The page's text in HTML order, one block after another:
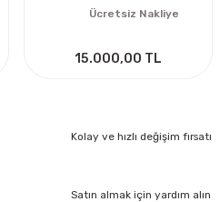
Ücretsiz Nakliye
15.000,00 TL
Kolay ve hızlı değişim fırsatı
Satın almak için yardım alın